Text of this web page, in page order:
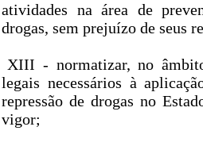
atividades na área de
drogas, sem prejuízo de seus
XIII - normatizar, no
legais necessários à
repressão de drogas no
vigor;